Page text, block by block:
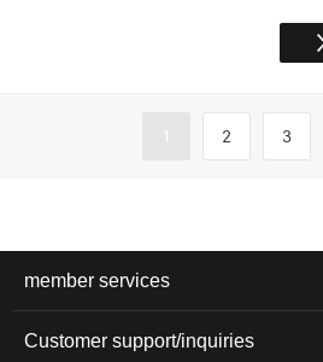
1 2 3
member services
Customer support/inquiries